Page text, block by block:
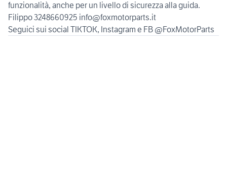
funzionalità, anche per un livello di sicurezza alla guida.
Filippo 3248660925 info@foxmotorparts.it